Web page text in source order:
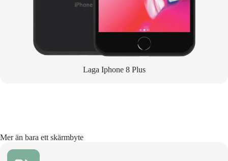
Laga Iphone 8 Plus
Mer än bara ett skärmbyte